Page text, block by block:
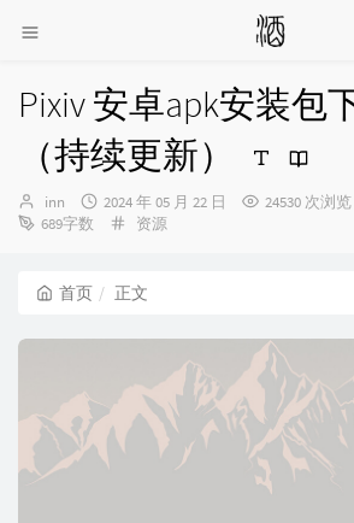
Pixiv 安卓apk安装包
（持续更新）
博
主：
inn
发
布
2024 年 05 月 22 日 24530 次浏览
689字数
分
资源
首页 正文